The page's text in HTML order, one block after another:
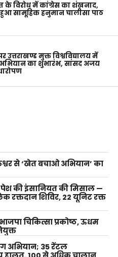
के विरोध में कांग्रेस का शंखनाद,
हुआ सामूहिक हनुमान चालीसा पाठ
उत्तराखण्ड मुक्त विश्वविद्यालय में
अभियान का शुभारंभ, सांसद अजय
से ‘खेत बचाओ अभियान’ का
की इंसानियत की मिसाल —
रक्तदान शिविर, 22 यूनिट रक्त
चिकित्सा प्रकोष्ठ, ऊधम
अभियान; 35 रेंटल